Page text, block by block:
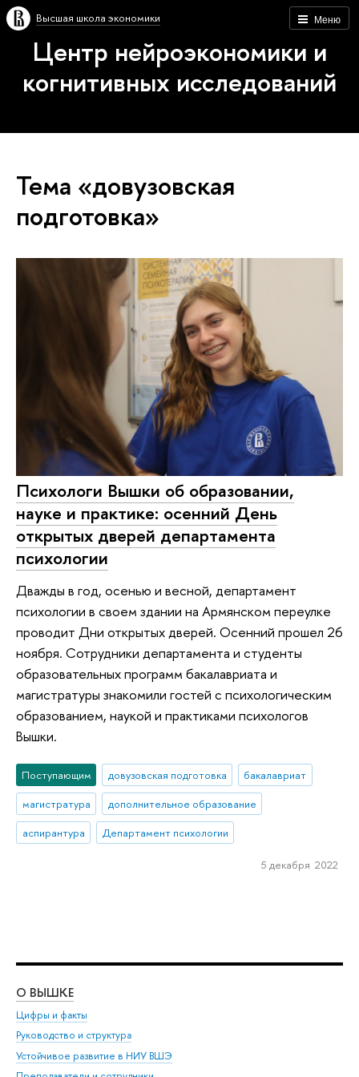
Меню
Высшая школа экономики
Центр нейроэкономики и
когнитивных исследований
Тема «довузовская
подготовка»
Психологи Вышки об образовании,
науке и практике: осенний День
открытых дверей департамента
психологии
Дважды в год, осенью и весной, департамент
психологии в своем здании на Армянском переулке
проводит Дни открытых дверей. Осенний прошел 26
ноября. Сотрудники департамента и студенты
образовательных программ бакалавриата и
магистратуры знакомили гостей с психологическим
образованием, наукой и практиками психологов
Вышки.
Поступающим довузовская подготовка
бакалавриат
магистратура
дополнительное образование
аспирантура
Департамент психологии
5 декабря 2022
О ВЫШКЕ
Цифры и факты
Руководство и структура
Устойчивое развитие в НИУ ВШЭ